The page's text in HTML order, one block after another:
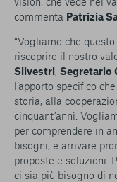
commenta Patrizia
“Vogliamo che
riscoprire il nostro
Silvestri, Segretario
l’apporto specifico
storia, alla
cinquant’anni.
per comprendere in
bisogni, e arrivare
proposte e soluzioni.
ci sia più bisogno di